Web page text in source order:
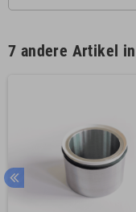
7 andere Artikel